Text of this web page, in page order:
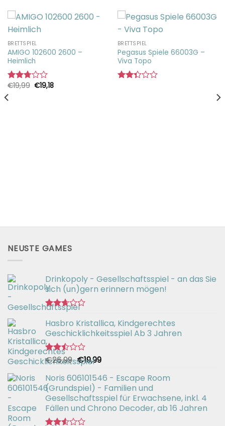
BRETTSPIEL
AMIGO 102600 2600 –
Heimlich
Bewertet
mit
2.73
€19,99 Ursprünglicher
Preis
€19,18Aktueller
BRETTSPIEL
Pegasus Spiele 66003G –
Viva Topo
NEUSTE GAMES
Drinkopoly - Gesellschaftsspiel - an das Sie
sich (un)gern erinnern mögen!
Bewertet
mit
2.67
von 5
Hasbro Kristallica, Kindgerechtes
Geschicklichkeitsspiel Ab 3 Jahren
Bewertet
mit
2.49
von 5
€26,99 Ursprünglicher
Preis
war:
€26,99
€19,99Aktueller
ist:
€19,99.
Noris 606101546 - Escape Room
(Grundspiel) - Familien und
Gesellschaftsspiel für Erwachsene, inkl. 4
Fällen und Chrono Decoder, ab 16 Jahren